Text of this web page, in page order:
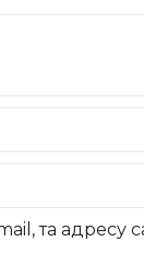
та адресу